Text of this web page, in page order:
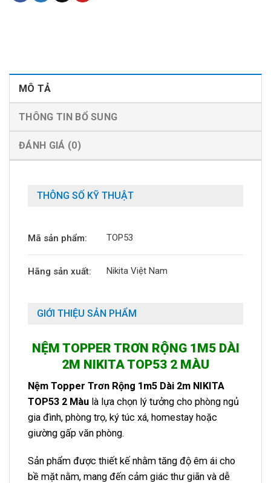
MÔ TẢ
THÔNG TIN BỔ SUNG
ĐÁNH GIÁ (0)
THÔNG SỐ KỸ THUẬT
Mã sản phẩm: TOP53
Hãng sản xuất: Nikita Việt Nam
GIỚI THIỆU SẢN PHẨM
NỆM TOPPER TRƠN RỘNG 1M5 DÀI
2M NIKITA TOP53 2 MÀU
Nệm Topper Trơn Rộng 1m5 Dài 2m NIKITA
TOP53 2 Màu là lựa chọn lý tưởng cho phòng ngủ
gia đình, phòng trọ, ký túc xá, homestay hoặc
giường gấp văn phòng.
Sản phẩm được thiết kế nhằm tăng độ êm ái cho
bề mặt nằm, mang đến cảm giác thư giãn và dễ